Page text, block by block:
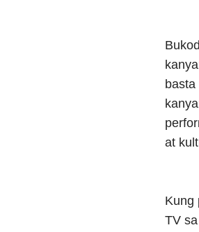
at
Kung
TV